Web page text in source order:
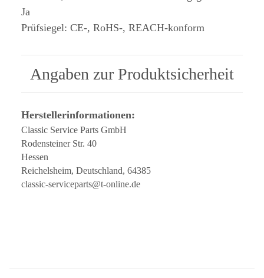
Ja
Prüfsiegel: CE-, RoHS-, REACH-konform
Angaben zur Produktsicherheit
Herstellerinformationen:
Classic Service Parts GmbH
Rodensteiner Str. 40
Hessen
Reichelsheim, Deutschland, 64385
classic-serviceparts@t-online.de